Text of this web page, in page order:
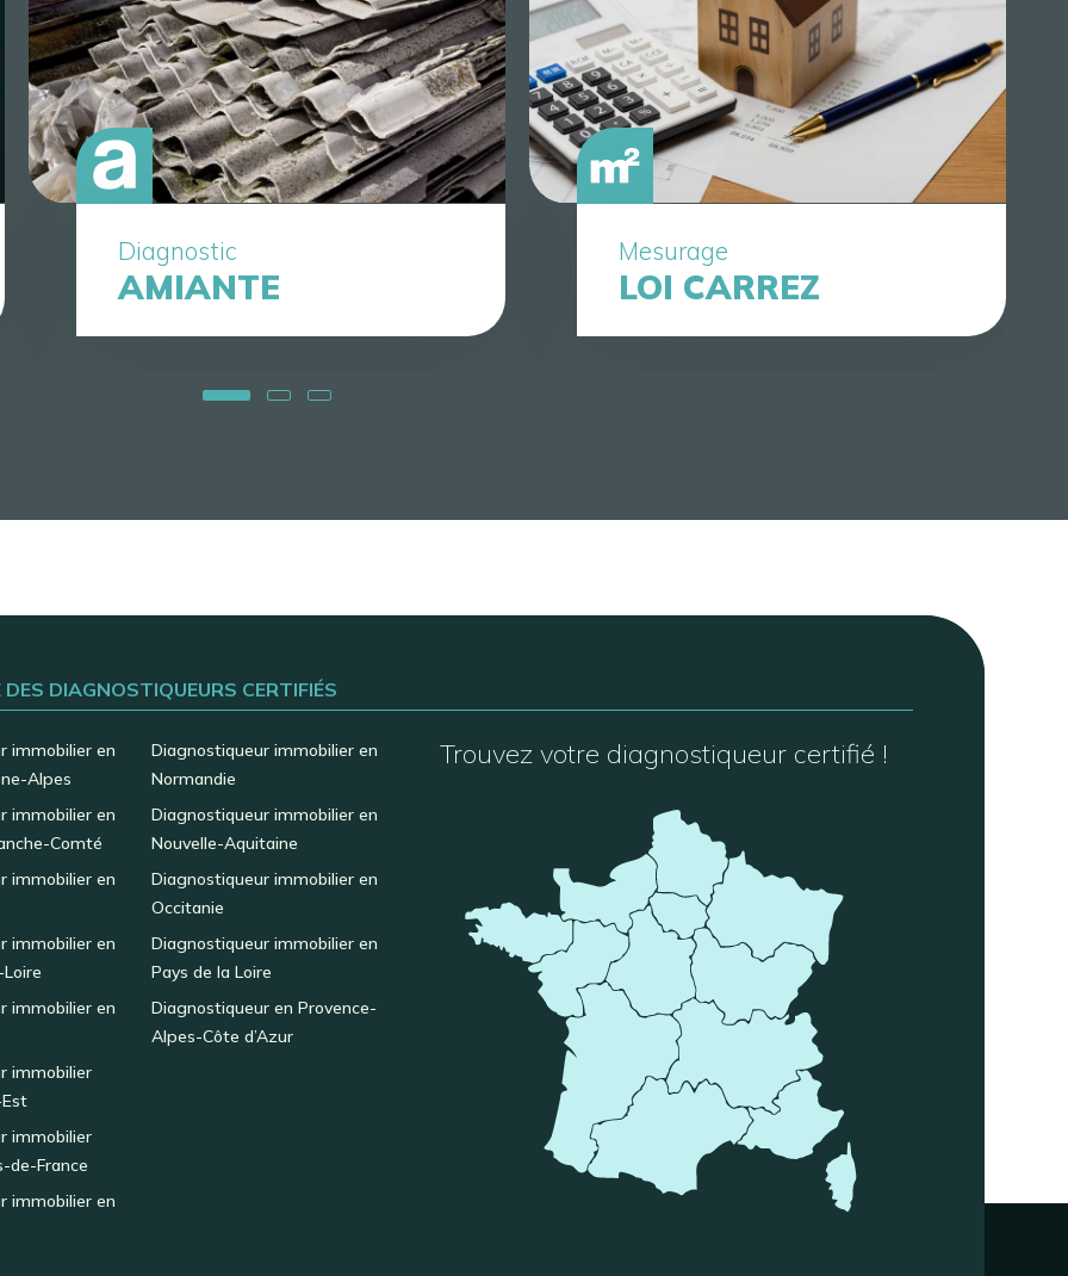
Diagnostic
AMIANTE
Mesurage
LOI CARREZ
DES DIAGNOSTIQUEURS CERTIFIÉS
immobilier en
Alpes
immobilier en
Comté
immobilier en
immobilier en
immobilier en
immobilier
immobilier
de-France
immobilier en
Diagnostiqueur immobilier en
Normandie
Diagnostiqueur immobilier en
Nouvelle-Aquitaine
Diagnostiqueur immobilier en
Occitanie
Diagnostiqueur immobilier en
Pays de la Loire
Diagnostiqueur en Provence-
Alpes-Côte d’Azur
Trouvez votre diagnostiqueur certifié !